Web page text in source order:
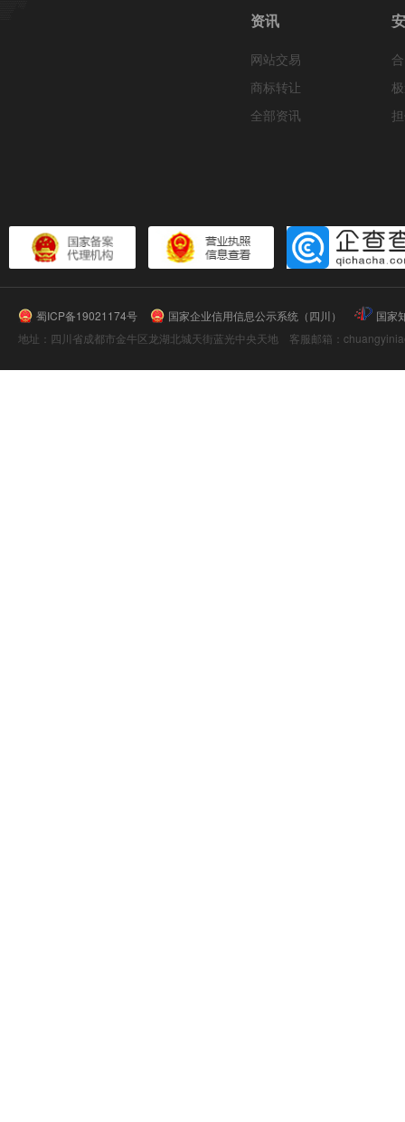
资讯
网站交易
商标转让
全部资讯
蜀ICP备19021174号 国家企业信用信息公示系统（四川）
国家
地址：四川省成都市金牛区龙湖北城天街蓝光中央天地 客服邮箱：